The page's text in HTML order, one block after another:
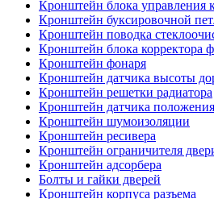
Кронштейн блока управления
Кронштейн буксировочной
Кронштейн поводка
Кронштейн блока корректора
Кронштейн фонаря
Кронштейн датчика высоты
Кронштейн решетки радиатора
Кронштейн датчика положения
Кронштейн шумоизоляции
Кронштейн ресивера
Кронштейн ограничителя
Кронштейн адсорбера
Болты и гайки дверей
Кронштейн корпуса разъема